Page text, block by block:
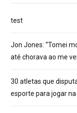
test
Jon Jones: “Tomei
até chorava ao me
30 atletas que
esporte para jogar na